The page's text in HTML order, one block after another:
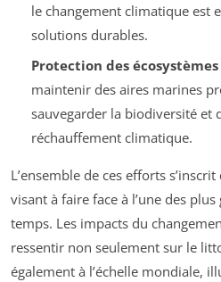
le changement climatique est
solutions durables.
Protection des
maintenir des aires marines
sauvegarder la biodiversité et
réchauffement climatique.
L’ensemble de ces efforts
visant à faire face à l’une des
temps. Les impacts du
ressentir non seulement sur le
également à l’échelle mondiale,